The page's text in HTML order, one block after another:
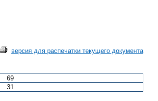
версия для распечатки текущего документа
69
31